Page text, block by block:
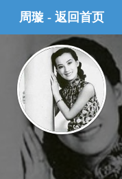
周璇 - 返回首页